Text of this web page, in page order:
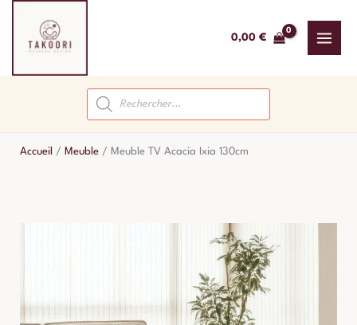
contenu
0,00 €
Recherche
de
produits
Accueil / Meuble / Meuble TV Acacia Ixia 130cm